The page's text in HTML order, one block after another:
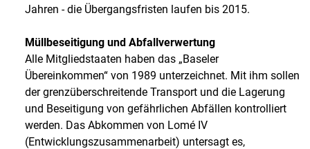
Jahren - die Übergangsfristen laufen bis 2015.
Müllbeseitigung und Abfallverwertung
Alle Mitgliedstaaten haben das „Baseler
Übereinkommen“ von 1989 unterzeichnet. Mit ihm sollen
der grenzüberschreitende Transport und die Lagerung
und Beseitigung von gefährlichen Abfällen kontrolliert
werden. Das Abkommen von Lomé IV
(Entwicklungszusammenarbeit) untersagt es,